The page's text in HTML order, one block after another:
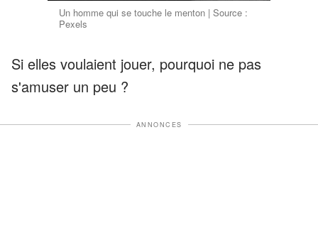
Un homme qui se touche le menton | Source :
Pexels
Si elles voulaient jouer, pourquoi ne pas
s'amuser un peu ?
ANNONCES